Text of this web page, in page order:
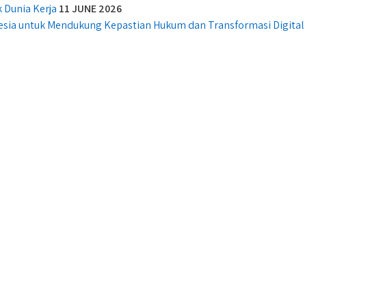
Dunia Kerja 11 JUNE 2026
untuk Mendukung Kepastian Hukum dan Transformasi Digital